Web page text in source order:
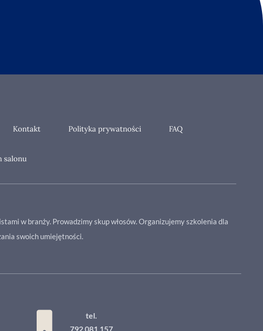
Kontakt Polityka prywatności FAQ
salonu
w branży. Prowadzimy skup włosów. Organizujemy szkolenia dla
swoich umiejętności.
tel.
792 081 157